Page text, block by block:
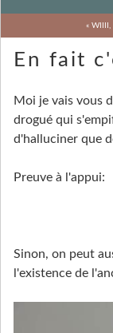
« WIIII,
En fait
Moi je vais vous
drogué qui
d'halluciner que
Preuve à l'appui:
Sinon, on peut
l'existence de